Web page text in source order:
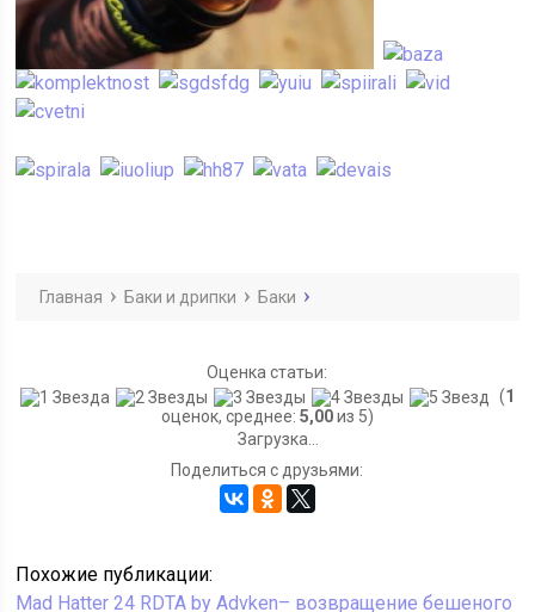
Главная Баки и дрипки Баки
Оценка статьи:
(1
оценок, среднее: 5,00из 5)
Загрузка...
Поделиться с друзьями:
Похожие публикации:
Mad Hatter 24 RDTA by Advken– возвращение бешеного